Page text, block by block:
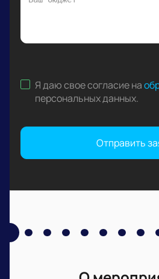
Я даю свое согласие на
персональных данных.
Отправить